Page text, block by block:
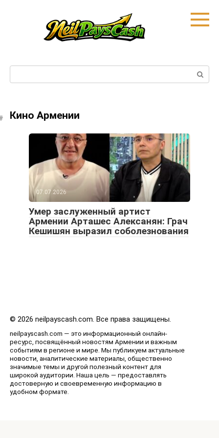
Кино Армении
07.07.2026
Умер заслуженный артист
Армении Арташес Алексанян: Грач
Кешишян выразил соболезнования
© 2026 neilpayscash.com. Все права защищены.
neilpayscash.com — это информационный онлайн-
ресурс, посвящённый новостям Армении и важным
событиям в регионе и мире. Мы публикуем актуальные
новости, аналитические материалы, общественно
значимые темы и другой полезный контент для
широкой аудитории. Наша цель — предоставлять
достоверную и своевременную информацию в
удобном формате.